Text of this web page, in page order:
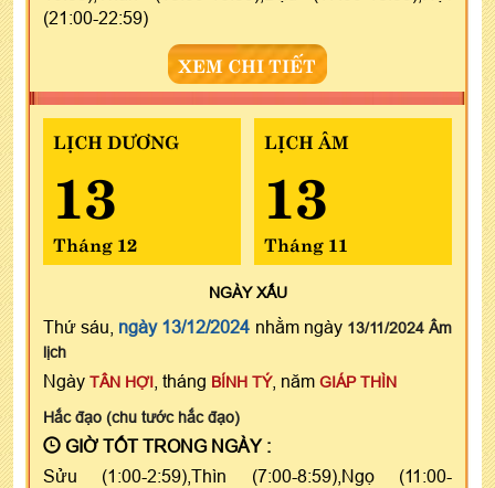
(21:00-22:59)
XEM CHI TIẾT
LỊCH DƯƠNG
13
Tháng 12
LỊCH ÂM
13
Tháng 11
NGÀYXẤU
Thứ sáu, ngày 13/12/2024 nhằm ngày 13/11/2024 Âm
lịch
Ngày TÂN HỢI , tháng BÍNH TÝ, năm GIÁP THÌN
Hắc đạo (chu tước hắc đạo)
GIỜ TỐT TRONG NGÀY :
Sửu (1:00-2:59),Thìn (7:00-8:59),Ngọ (11:00-